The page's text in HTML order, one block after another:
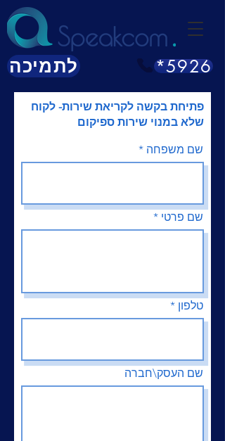
*5926 לתמיכה
פתיחת בקשה לקריאת שירות- לקוח
שלא במנוי שירות ספיקום
שם משפחה
שם פרטי
טלפון
שם העסק\חברה